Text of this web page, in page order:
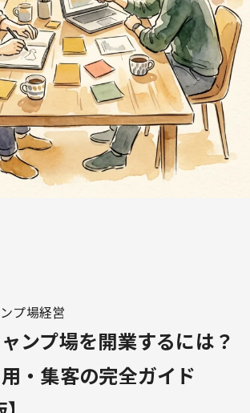
プ場経営
ンプ場を開業するには？
・集客の完全ガイド